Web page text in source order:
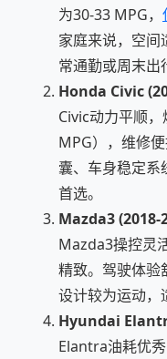
为30-33 MPG，
家庭来说，空间
常通勤或周末出
Honda Civic
Civic动力平顺
MPG），维修
囊、车身稳定系
首选。
Mazda3 (2018-
Mazda3操控灵
精致。驾驶体验
设计较为运动，
Hyundai
Elantra油耗优